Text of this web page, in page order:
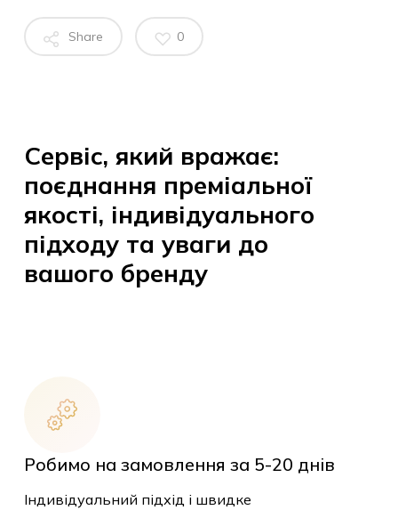
Share 0
Сервіс, який вражає:
поєднання преміальної
якості, індивідуального
підходу та уваги до
вашого бренду
Робимо на замовлення за 5-20 днів
Індивідуальний підхід і швидке